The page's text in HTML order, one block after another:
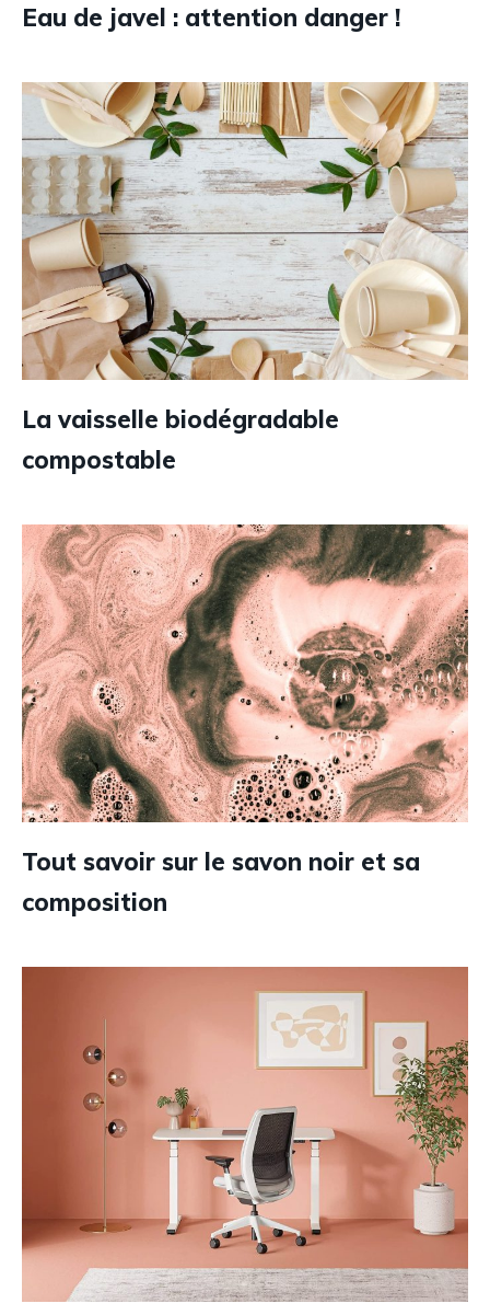
Eau de javel : attention danger !
La vaisselle biodégradable
compostable
Tout savoir sur le savon noir et sa
composition